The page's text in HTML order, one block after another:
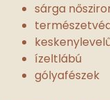
sárga
ízeltlábú
gólyafészek